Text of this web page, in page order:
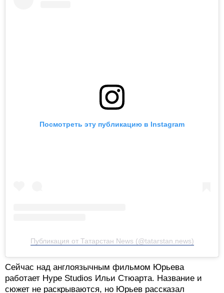
модель. Позже Юрьева признали "открытием года" на
национальной кинопремии "Ника".